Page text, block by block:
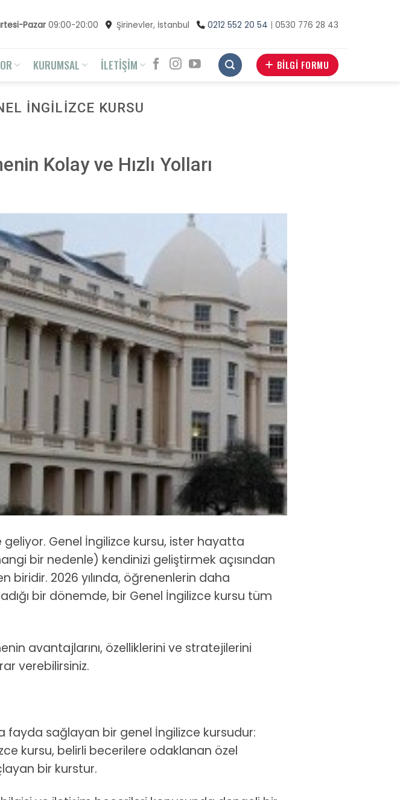
Pazar 09:00-20:00 Şirinevler, İstanbul 0212 552 20 54 | 0530 776 28 43
KURUMSAL İLETİŞİM BİLGİ FORMU
İNGILIZCE KURSU
Kolay ve Hızlı Yolları
Genel İngilizce kursu, ister hayatta
bir nedenle) kendinizi geliştirmek açısından
biridir. 2026 yılında, öğrenenlerin daha
bir dönemde, bir Genel İngilizce kursu tüm
avantajlarını, özelliklerini ve stratejilerini
verebilirsiniz.
fayda sağlayan bir genel İngilizce kursudur:
kursu, belirli becerilere odaklanan özel
bir kurstur.